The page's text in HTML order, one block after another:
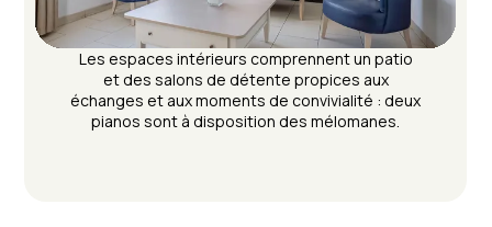
Les espaces intérieurs comprennent un patio
et des salons de détente propices aux
échanges et aux moments de convivialité : deux
pianos sont à disposition des mélomanes.